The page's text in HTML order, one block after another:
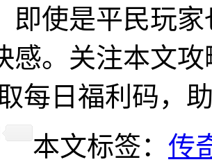
即使是平民玩
感。关注本文
每日福利码，
本文标签： 传